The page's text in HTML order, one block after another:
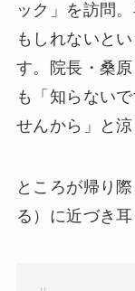
ック」を訪問
もしれないと
す。院長・桑
も「知らない
せんから」と涼
ところが帰り
る）に近づき